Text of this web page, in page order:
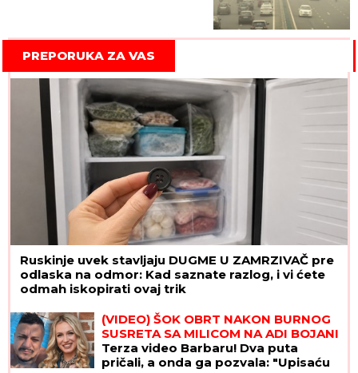
PREPORUKA ZA VAS
Ruskinje uvek stavljaju DUGME U ZAMRZIVAČ pre
odlaska na odmor: Kad saznate razlog, i vi ćete
odmah iskopirati ovaj trik
(VIDEO) ŠOK OBRT NAKON BURNOG
SUSRETA SA MILICOM NA ADI BOJANI
Terza video Barbaru! Dva puta
pričali, a onda ga pozvala: "Upisaću